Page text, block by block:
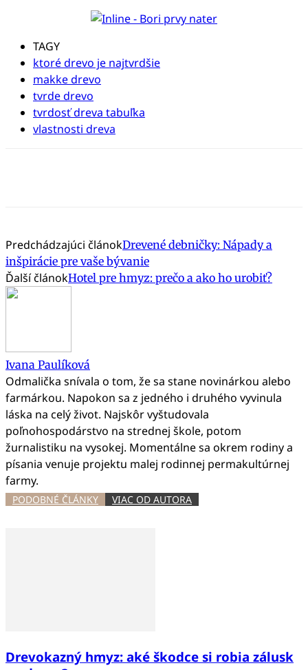
TAGY
ktoré drevo je najtvrdšie
makke drevo
tvrde drevo
tvrdosť dreva tabuľka
vlastnosti dreva
Predchádzajúci článokDrevené debničky: Nápady a
inšpirácie pre vaše bývanie
Ďalší článokHotel pre hmyz: prečo a ako ho urobiť?
Ivana Paulíková
Odmalička snívala o tom, že sa stane novinárkou alebo
farmárkou. Napokon sa z jedného i druhého vyvinula
láska na celý život. Najskôr vyštudovala
poľnohospodárstvo na strednej škole, potom
žurnalistiku na vysokej. Momentálne sa okrem rodiny a
písania venuje projektu malej rodinnej permakultúrnej
farmy.
PODOBNÉ ČLÁNKY VIAC OD AUTORA
Drevokazný hmyz: aké škodce si robia zálusk